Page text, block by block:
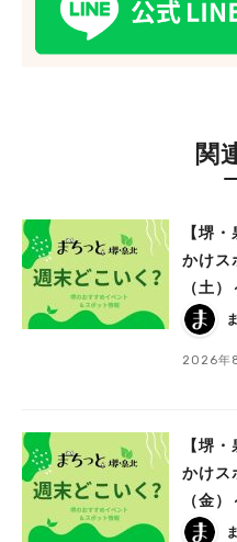
関
【堺
かけス
（土
2026年
【堺
かけス
（金
人気の
#光明池駅